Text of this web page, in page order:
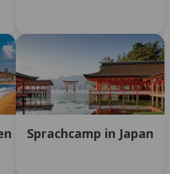
Sprachcamp in Japan